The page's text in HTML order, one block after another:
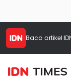
Baca artikel